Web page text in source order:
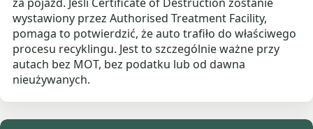
wystawiony przez Authorised Treatment Facility,
pomaga to potwierdzić, że auto trafiło do właściwego
procesu recyklingu. Jest to szczególnie ważne przy
autach bez MOT, bez podatku lub od dawna
nieużywanych.